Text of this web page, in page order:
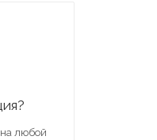
любой